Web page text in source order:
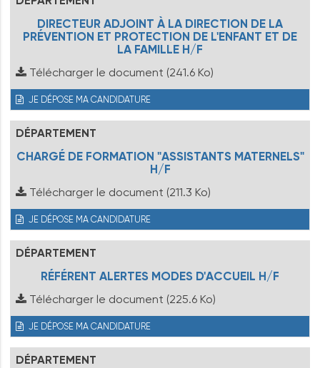
DIRECTEUR ADJOINT À LA DIRECTION DE LA
PRÉVENTION ET PROTECTION DE L'ENFANT ET DE
LA FAMILLE H/F
Télécharger le document (241.6 Ko)
JE DÉPOSE MA CANDIDATURE
DÉPARTEMENT
CHARGÉ DE FORMATION "ASSISTANTS MATERNELS"
H/F
Télécharger le document (211.3 Ko)
JE DÉPOSE MA CANDIDATURE
DÉPARTEMENT
RÉFÉRENT ALERTES MODES D'ACCUEIL H/F
Télécharger le document (225.6 Ko)
JE DÉPOSE MA CANDIDATURE
DÉPARTEMENT